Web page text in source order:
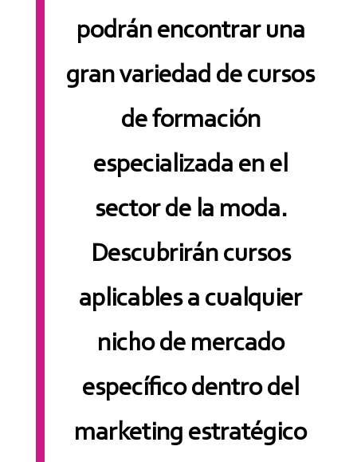
podrán encontrar una
gran variedad de cursos
de formación
especializada en el
sector de la moda.
Descubrirán cursos
aplicables a cualquier
nicho de mercado
específico dentro del
marketing estratégico